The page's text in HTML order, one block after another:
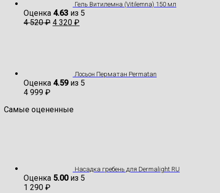
Гель Витилемна (Vitilemna) 150 мл
Оценка 4.63 из 5
4 520₽ 4 320 ₽
Лосьон Перматан Permatan
Оценка 4.59из 5
4 999 ₽
Самые оцененные
Насадка гребень для Dermalight RU
Оценка 5.00из 5
1 290 ₽